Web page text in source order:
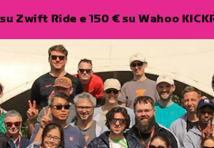
Zwift Ride e 150 € su Wahoo